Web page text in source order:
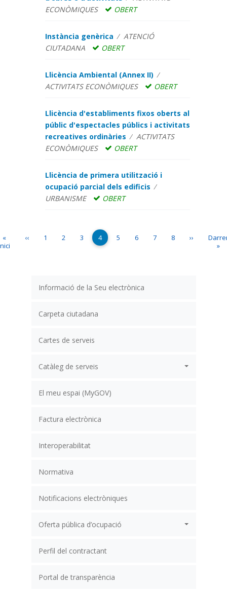
Informació de la Seu electrònica
Carpeta ciutadana
Cartes de serveis
Catàleg de serveis
El meu espai (MyGOV)
Factura electrònica
Interoperabilitat
Normativa
Notificacions electròniques
Oferta pública d’ocupació
Perfil del contractant
Portal de transparència
ECONÒMIQUES
OBERT
Instància genèrica
ATENCIÓ
CIUTADANA
OBERT
Llicència Ambiental (Annex II)
ACTIVITATS ECONÒMIQUES
OBERT
Llicència d'establiments fixos oberts al
públic d'espectacles públics i activitats
recreatives ordinàries
ACTIVITATS
ECONÒMIQUES
OBERT
Llicència de primera utilització i
ocupació parcial dels edificis
URBANISME
OBERT
Paginació
Primera pàgina
«
Pàgina anterior
‹‹ Page
1 Page
2 Page
3 Pàgina actual
4 Page
5 Page
6 Page
7 Page
8 Pàgina
››
»